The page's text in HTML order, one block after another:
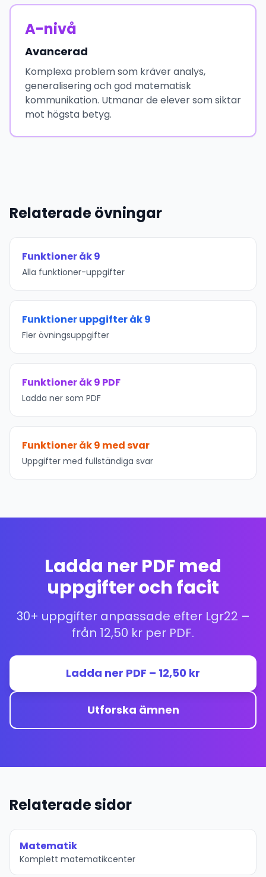
A-nivå
Avancerad
Komplexa problem som kräver analys,
generalisering och god matematisk
kommunikation. Utmanar de elever som siktar
mot högsta betyg.
Relaterade övningar
Funktioner åk 9
Alla funktioner-uppgifter
Funktioner uppgifter åk 9
Fler övningsuppgifter
Funktioner åk 9 PDF
Ladda ner som PDF
Funktioner åk 9 med svar
Uppgifter med fullständiga svar
Ladda ner PDF med
uppgifter och facit
30+ uppgifter anpassade efter Lgr22 –
från 12,50 kr per PDF.
Ladda ner PDF – 12,50 kr
Utforska ämnen
Relaterade sidor
Matematik
Komplett matematikcenter